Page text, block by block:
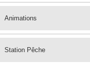
Animations
Station Pêche